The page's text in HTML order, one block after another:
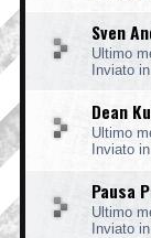
Sven
Ultimo
Inviato in
Dean
Ultimo
Inviato in
Pausa
Ultimo
Inviato in